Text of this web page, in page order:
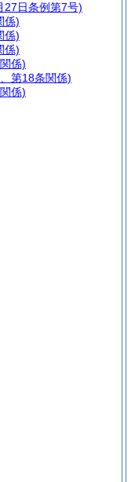
27日条例第7号)
係)
係)
係)
係)
第18条関係)
係)